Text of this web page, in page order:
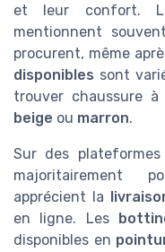
et leur confort.
mentionnent
procurent, même
disponibles sont
trouver chaussure
beige ou marron.
Sur des
majoritairement
apprécient la
en ligne. Les
disponibles en